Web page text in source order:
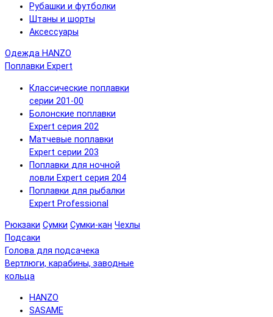
Рубашки и футболки
Штаны и шорты
Аксессуары
Одежда HANZO
Поплавки Expert
Классические поплавки
серии 201-00
Болонские поплавки
Expert серия 202
Матчевые поплавки
Expert серии 203
Поплавки для ночной
ловли Expert серия 204
Поплавки для рыбалки
Expert Professional
Рюкзаки Сумки Сумки-кан Чехлы
Подсаки
Голова для подсачека
Вертлюги, карабины, заводные
кольца
HANZO
SASAME